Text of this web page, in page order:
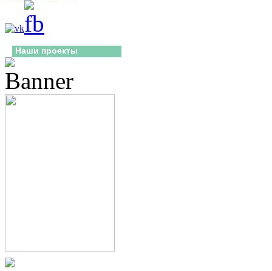
Наши проекты